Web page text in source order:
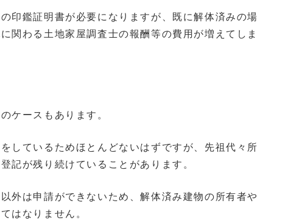
印鑑証明書が必要になりますが、既に解体済みの場
関わる土地家屋調査士の報酬等の費用が増えてしま
ケースもあります。
しているためほとんどないはずですが、先祖代々所
記が残り続けていることがあります。
外は申請ができないため、解体済み建物の所有者や
はなりません。